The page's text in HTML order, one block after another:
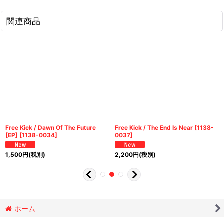
関連商品
Free Kick / Dawn Of The Future
[EP] [1138-0034]
1,500円(税別)
Free Kick / The End Is Near [1138-
0037]
2,200円(税別)
ホーム